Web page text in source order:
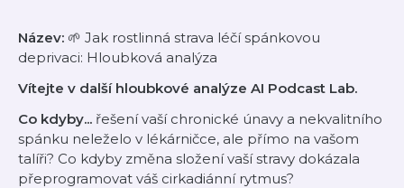
Název: 🌱 Jak rostlinná strava léčí spánkovou
deprivaci: Hloubková analýza
Vítejte v další hloubkové analýze AI Podcast Lab.
Co kdyby... řešení vaší chronické únavy a nekvalitního
spánku neleželo v lékárničce, ale přímo na vašom
talíři? Co kdyby změna složení vaší stravy dokázala
přeprogramovat váš cirkadiánní rytmus?